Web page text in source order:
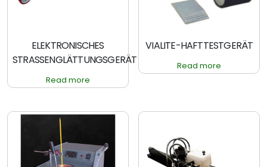
ELEKTRONISCHES
STRASSENGLÄTTUNGSGERÄT
Read more
VIALITE-HAFTTESTGERÄT
Read more